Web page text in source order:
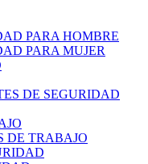
PARA HOMBRE
PARA MUJER
DE SEGURIDAD
DE TRABAJO